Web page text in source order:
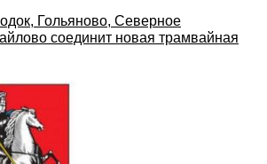
Гольяново, Северное
соединит новая трамвайная